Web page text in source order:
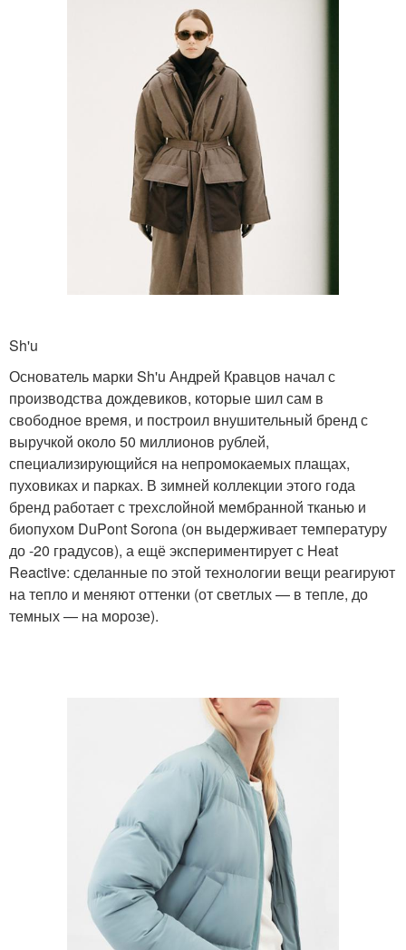
Sh'u
Основатель марки Sh'u Андрей Кравцов начал с
производства дождевиков, которые шил сам в
свободное время, и построил внушительный бренд с
выручкой около 50 миллионов рублей,
специализирующийся на непромокаемых плащах,
пуховиках и парках. В зимней коллекции этого года
бренд работает с трехслойной мембранной тканью и
биопухом DuPont Sorona (он выдерживает температуру
до -20 градусов), а ещё экспериментирует с Heat
Reactive: сделанные по этой технологии вещи реагируют
на тепло и меняют оттенки (от светлых — в тепле, до
темных — на морозе).